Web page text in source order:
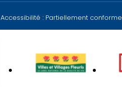
Accessibilité : Partiellement conforme